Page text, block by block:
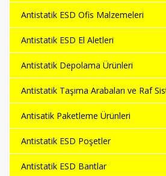
Antistatik ESD Ofis Malzemeleri
Antistatik ESD El Aletleri
Antistatik Depolama Ürünleri
Antistatik Taşıma Arabaları ve Raf
Antisatik Paketleme Ürünleri
Antistatik ESD Poşetler
Antistatik ESD Bantlar